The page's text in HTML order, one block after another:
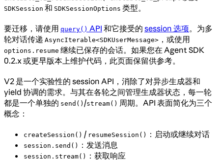
SDKSession 和 SDKSessionOptions 类型。
要迁移，请使用 query() API 和它接受的 session 选项。为多
轮对话传递 AsyncIterable<SDKUserMessage> ，或使用
options.resume 继续已保存的会话。如果您在 Agent SDK
0.2.x 或更早版本上维护代码，此页面保留供参考。
V2 是一个实验性的 session API，消除了对异步生成器和
yield 协调的需求。与其在各轮之间管理生成器状态，每一轮
都是一个单独的 send() /stream() 周期。API 表面简化为三个
概念：
createSession() / resumeSession() ：启动或继续对话
session.send() ：发送消息
session.stream() ：获取响应